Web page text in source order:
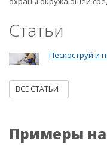
Статьи
Пескоструй и
ВСЕ СТАТЬИ
Примеры